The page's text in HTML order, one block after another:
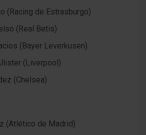
(Racing de Estrasburgo)
(Real Betis)
(Bayer Leverkusen)
(Liverpool)
(Chelsea)
(Atlético de Madrid)